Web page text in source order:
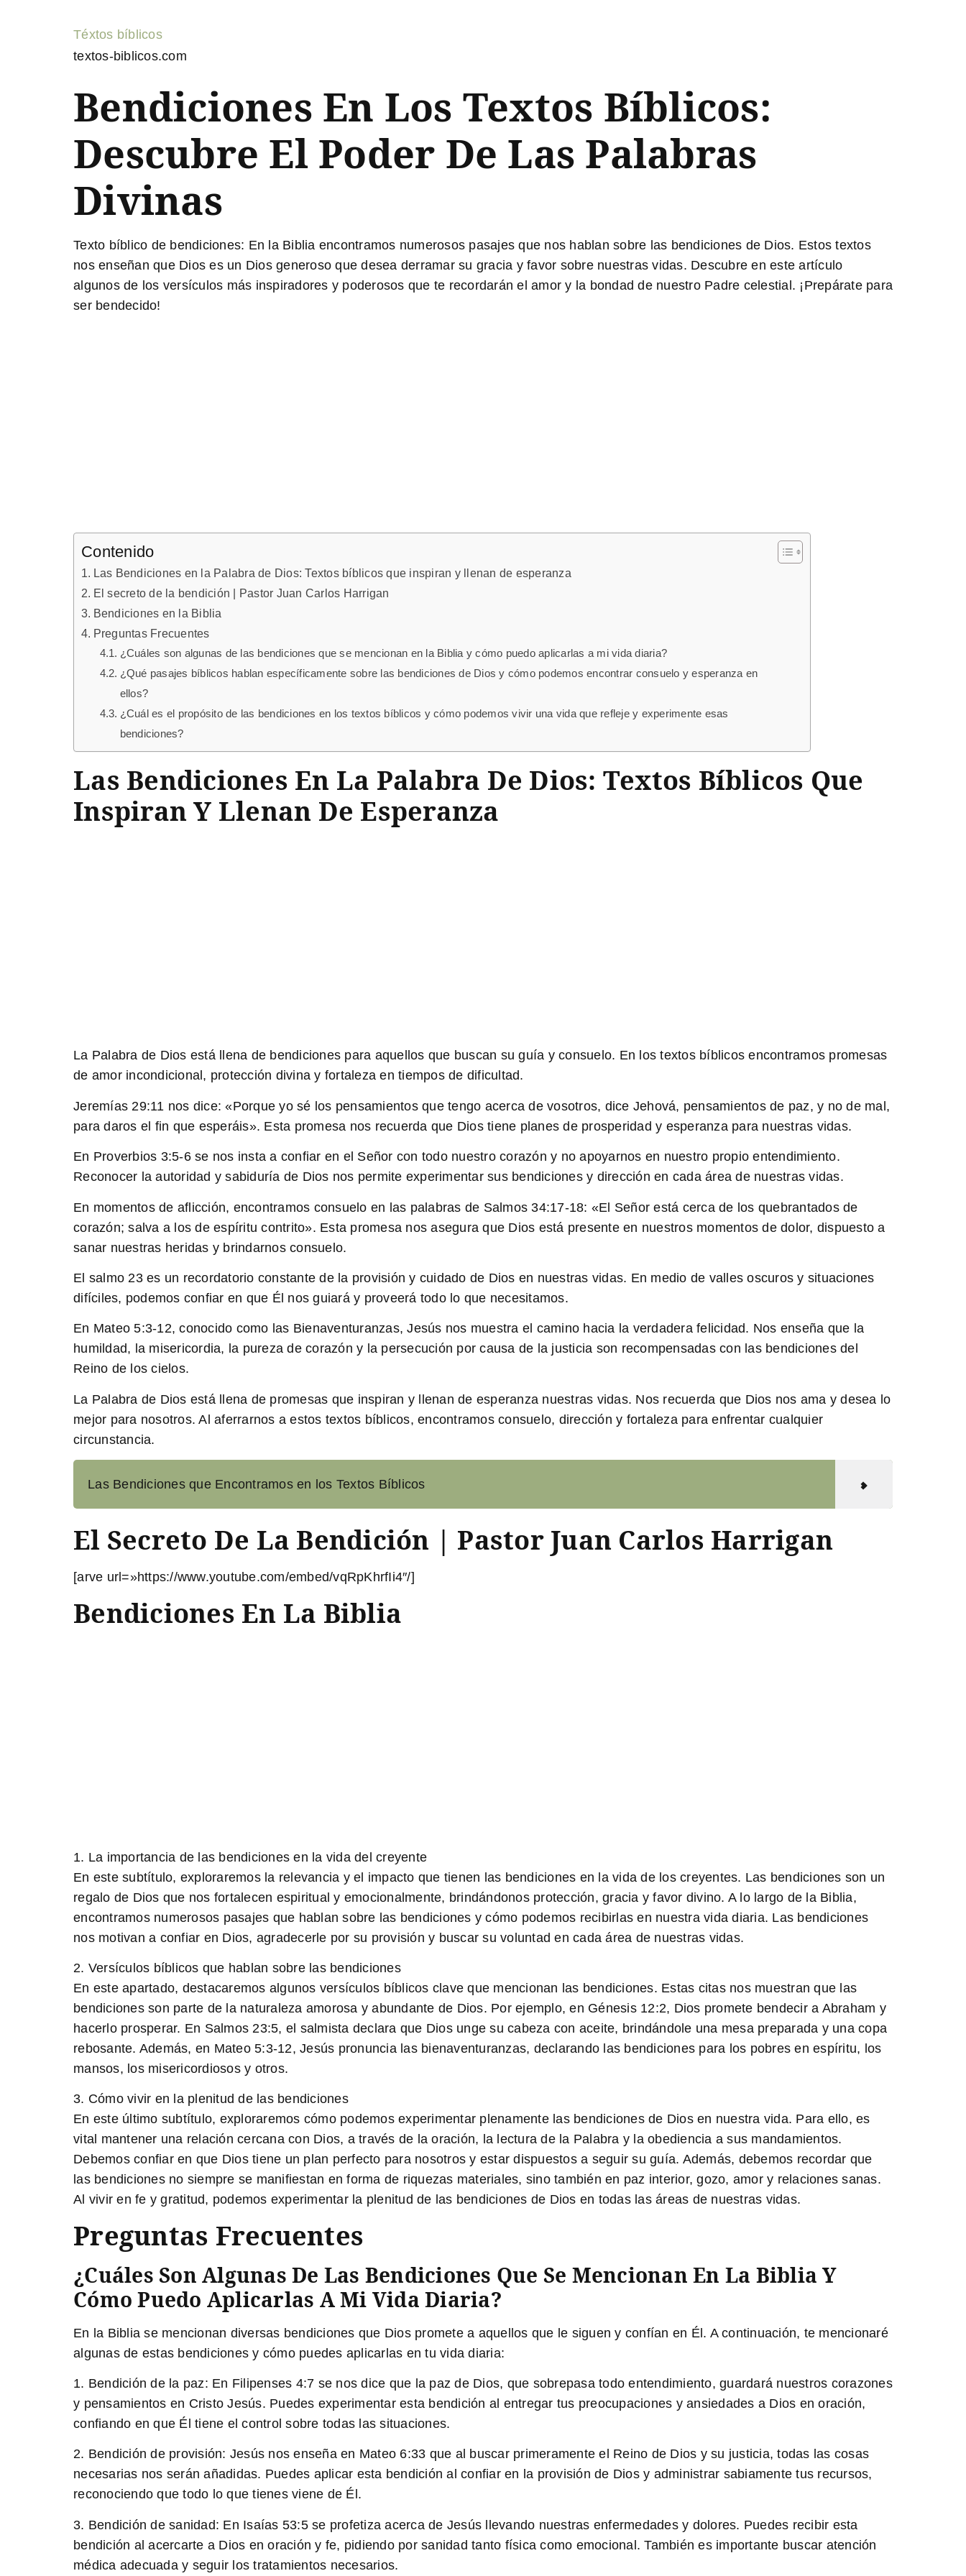
Téxtos bíblicos
textos-biblicos.com
Bendiciones En Los Textos Bíblicos:
Descubre El Poder De Las Palabras
Divinas
Texto bíblico de bendiciones: En la Biblia encontramos numerosos pasajes que nos hablan sobre las bendiciones de Dios. Estos textos
nos enseñan que Dios es un Dios generoso que desea derramar su gracia y favor sobre nuestras vidas. Descubre en este artículo
algunos de los versículos más inspiradores y poderosos que te recordarán el amor y la bondad de nuestro Padre celestial. ¡Prepárate para
ser bendecido!
Contenido
Las Bendiciones en la Palabra de Dios: Textos bíblicos que inspiran y llenan de esperanza
El secreto de la bendición | Pastor Juan Carlos Harrigan
Bendiciones en la Biblia
Preguntas Frecuentes
¿Cuáles son algunas de las bendiciones que se mencionan en la Biblia y cómo puedo aplicarlas a mi vida diaria?
¿Qué pasajes bíblicos hablan específicamente sobre las bendiciones de Dios y cómo podemos encontrar consuelo y esperanza en
ellos?
¿Cuál es el propósito de las bendiciones en los textos bíblicos y cómo podemos vivir una vida que refleje y experimente esas
bendiciones?
Las Bendiciones En La Palabra De Dios: Textos Bíblicos Que
Inspiran Y Llenan De Esperanza
La Palabra de Dios está llena de bendiciones para aquellos que buscan su guía y consuelo. En los textos bíblicos encontramos promesas
de amor incondicional, protección divina y fortaleza en tiempos de dificultad.
Jeremías 29:11 nos dice: «Porque yo sé los pensamientos que tengo acerca de vosotros, dice Jehová, pensamientos de paz, y no de mal,
para daros el fin que esperáis». Esta promesa nos recuerda que Dios tiene planes de prosperidad y esperanza para nuestras vidas.
En Proverbios 3:5-6se nos insta a confiar en el Señor con todo nuestro corazón y no apoyarnos en nuestro propio entendimiento.
Reconocer la autoridad y sabiduría de Dios nos permite experimentar sus bendiciones y dirección en cada área de nuestras vidas.
En momentos de aflicción, encontramos consuelo en las palabras de Salmos 34:17-18: «El Señor está cerca de los quebrantados de
corazón; salva a los de espíritu contrito». Esta promesa nos asegura que Dios está presente en nuestros momentos de dolor, dispuesto a
sanar nuestras heridas y brindarnos consuelo.
El salmo 23es un recordatorio constante de la provisión y cuidado de Dios en nuestras vidas. En medio de valles oscuros y situaciones
difíciles, podemos confiar en que Él nos guiará y proveerá todo lo que necesitamos.
En Mateo 5:3-12, conocido como las Bienaventuranzas, Jesús nos muestra el camino hacia la verdadera felicidad. Nos enseña que la
humildad, la misericordia, la pureza de corazón y la persecución por causa de la justicia son recompensadas con las bendiciones del
Reino de los cielos.
La Palabra de Dios está llena de promesas que inspiran y llenan de esperanza nuestras vidas. Nos recuerda que Dios nos ama y desea lo
mejor para nosotros. Al aferrarnos a estos textos bíblicos, encontramos consuelo, dirección y fortaleza para enfrentar cualquier
circunstancia.
Las Bendiciones que Encontramos en los Textos Bíblicos
El Secreto De La Bendición | Pastor Juan Carlos Harrigan
[arve url=»https://www.youtube.com/embed/vqRpKhrfIi4″/]
Bendiciones En La Biblia
1. La importancia de las bendiciones en la vida del creyente
En este subtítulo, exploraremos la relevancia y el impacto que tienen las bendiciones en la vida de los creyentes. Las bendiciones son un
regalo de Dios que nos fortalecen espiritual y emocionalmente, brindándonos protección, gracia y favor divino. A lo largo de la Biblia,
encontramos numerosos pasajes que hablan sobre las bendiciones y cómo podemos recibirlas en nuestra vida diaria. Las bendiciones
nos motivan a confiar en Dios, agradecerle por su provisión y buscar su voluntad en cada área de nuestras vidas.
2. Versículos bíblicos que hablan sobre las bendiciones
En este apartado, destacaremos algunos versículos bíblicos clave que mencionan las bendiciones. Estas citas nos muestran que las
bendiciones son parte de la naturaleza amorosa y abundante de Dios. Por ejemplo, en Génesis 12:2, Dios promete bendecir a Abraham y
hacerlo prosperar. En Salmos 23:5, el salmista declara que Dios unge su cabeza con aceite, brindándole una mesa preparada y una copa
rebosante. Además, en Mateo 5:3-12, Jesús pronuncia las bienaventuranzas, declarando las bendiciones para los pobres en espíritu, los
mansos, los misericordiosos y otros.
3. Cómo vivir en la plenitud de las bendiciones
En este último subtítulo, exploraremos cómo podemos experimentar plenamente las bendiciones de Dios en nuestra vida. Para ello, es
vital mantener una relación cercana con Dios, a través de la oración, la lectura de la Palabra y la obediencia a sus mandamientos.
Debemos confiar en que Dios tiene un plan perfecto para nosotros y estar dispuestos a seguir su guía. Además, debemos recordar que
las bendiciones no siempre se manifiestan en forma de riquezas materiales, sino también en paz interior, gozo, amor y relaciones sanas.
Al vivir en fe y gratitud, podemos experimentar la plenitud de las bendiciones de Dios en todas las áreas de nuestras vidas.
Preguntas Frecuentes
¿Cuáles Son Algunas De Las Bendiciones Que Se Mencionan En La Biblia Y
Cómo Puedo Aplicarlas A Mi Vida Diaria?
En la Biblia se mencionan diversas bendiciones que Dios promete a aquellos que le siguen y confían en Él. A continuación, te mencionaré
algunas de estas bendiciones y cómo puedes aplicarlas en tu vida diaria:
1. Bendición de la paz: En Filipenses 4:7 se nos dice que la paz de Dios, que sobrepasa todo entendimiento, guardará nuestros corazones
y pensamientos en Cristo Jesús. Puedes experimentar esta bendición al entregar tus preocupaciones y ansiedades a Dios en oración,
confiando en que Él tiene el control sobre todas las situaciones.
2. Bendición de provisión: Jesús nos enseña en Mateo 6:33 que al buscar primeramente el Reino de Dios y su justicia, todas las cosas
necesarias nos serán añadidas. Puedes aplicar esta bendición al confiar en la provisión de Dios y administrar sabiamente tus recursos,
reconociendo que todo lo que tienes viene de Él.
3. Bendición de sanidad: En Isaías 53:5 se profetiza acerca de Jesús llevando nuestras enfermedades y dolores. Puedes recibir esta
bendición al acercarte a Dios en oración y fe, pidiendo por sanidad tanto física como emocional. También es importante buscar atención
médica adecuada y seguir los tratamientos necesarios.